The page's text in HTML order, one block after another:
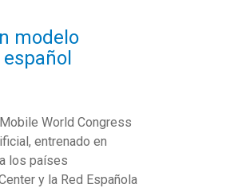
modelo
World Congress
entrenado en
los países
y la Red Española